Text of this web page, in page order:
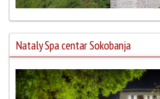
Nataly Spa centar Sokobanja